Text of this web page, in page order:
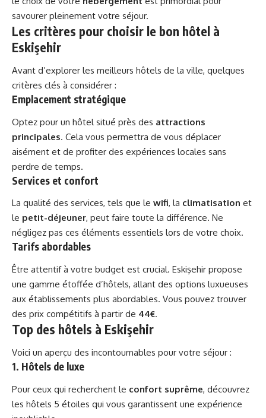
savourer pleinement votre séjour.
Les critères pour choisir le bon hôtel à
Eskişehir
Avant d’explorer les meilleurs hôtels de la ville, quelques
critères clés à considérer :
Emplacement stratégique
Optez pour un hôtel situé près des attractions
principales. Cela vous permettra de vous déplacer
aisément et de profiter des expériences locales sans
perdre de temps.
Services et confort
La qualité des services, tels que le wifi, la climatisation et
le petit-déjeuner, peut faire toute la différence. Ne
négligez pas ces éléments essentiels lors de votre choix.
Tarifs abordables
Être attentif à votre budget est crucial. Eskişehir propose
une gamme étoffée d’hôtels, allant des options luxueuses
aux établissements plus abordables. Vous pouvez trouver
des prix compétitifs à partir de 44€.
Top des hôtels à Eskişehir
Voici un aperçu des incontournables pour votre séjour :
1. Hôtels de luxe
Pour ceux qui recherchent le confort suprême, découvrez
les hôtels 5 étoiles qui vous garantissent une expérience